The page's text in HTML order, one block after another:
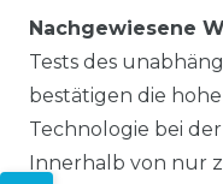
Nachgewiesene
Tests des
bestätigen die
Technologie bei
Innerhalb von nur